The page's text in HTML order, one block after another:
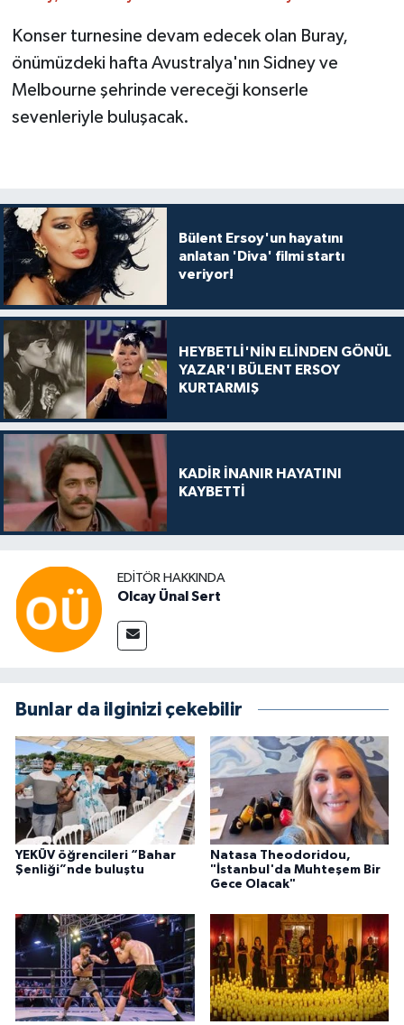
Konser turnesine devam edecek olan Buray,
önümüzdeki hafta Avustralya'nın Sidney ve
Melbourne şehrinde vereceği konserle
sevenleriyle buluşacak.
Bülent Ersoy'un hayatını
anlatan 'Diva' filmi startı
veriyor!
HEYBETLİ'NİN ELİNDEN GÖNÜL
YAZAR'I BÜLENT ERSOY
KURTARMIŞ
KADİR İNANIR HAYATINI
KAYBETTİ
EDITÖR HAKKINDA
Olcay Ünal Sert
Bunlar da ilginizi çekebilir
YEKÜV öğrencileri “Bahar
Şenliği”nde buluştu
Natasa Theodoridou,
"İstanbul'da Muhteşem Bir
Gece Olacak"